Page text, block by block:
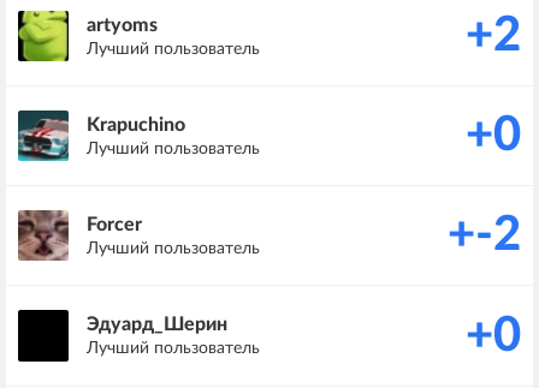
artyoms
Лучший пользователь +2
Krapuchino
Лучший пользователь +0
Forcer
Лучший пользователь +-2
Эдуард_Шерин
Лучший пользователь +0